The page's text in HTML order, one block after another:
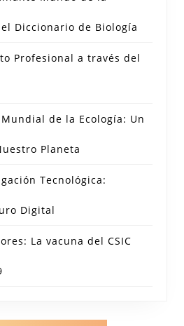
Diccionario de Biología
Profesional a través del
de la Ecología: Un
Planeta
Tecnológica:
Digital
La vacuna del CSIC